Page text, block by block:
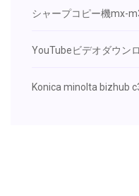
シャープコピー機mx-
YouTubeビデオダウン
Konica minolta bizhub